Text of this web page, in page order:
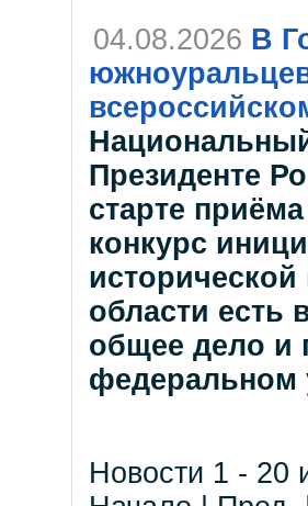
04.08.2026 В
Президенте
старте
конкурс
области есть
общее дело и
федеральном
Новости 1 - 20